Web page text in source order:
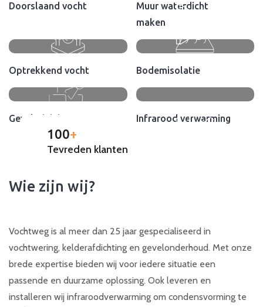
Doorslaand vocht
Muur waterdicht
maken
Optrekkend vocht Bodemisolatie
Gevelreiniging Infrarood verwarming
100+
Tevreden klanten
Wie zijn wij?
Vochtweg is al meer dan 25 jaar gespecialiseerd in
vochtwering, kelderafdichting en gevelonderhoud. Met onze
brede expertise bieden wij voor iedere situatie een
passende en duurzame oplossing. Ook leveren en
installeren wij infraroodverwarming om condensvorming te